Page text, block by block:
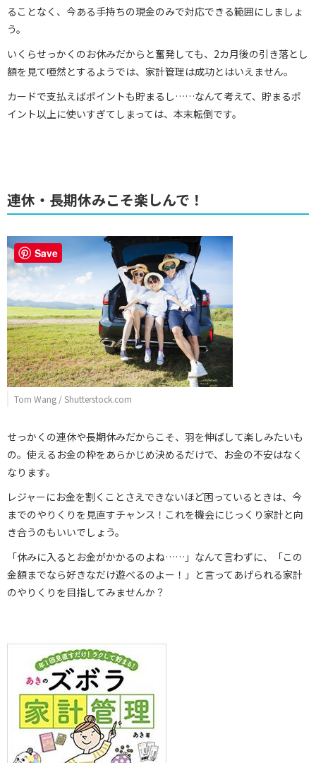
ることなく、今ある手持ちの現金のみで対応できる範囲にしましょ
う。
いくらせっかくのお休みだからと奮発しても、2カ月後の引き落とし
額を見て唖然とするようでは、家計管理は成功とはいえません。
カードで支払えばポイントも貯まるし……なんて考えて、貯まるポ
イント以上に使いすぎてしまっては、本末転倒です。
連休・長期休みこそ楽しんで！
Tom Wang / Shutterstock.com
せっかくの連休や長期休みだからこそ、羽を伸ばして楽しみたいも
の。使えるお金の枠をあらかじめ決めるだけで、お金の不安はなく
なります。
レジャーにお金を割くことさえできないほど困っているときは、今
までのやりくりを見直すチャンス！これを機会にじっくり家計と向
き合うのもいいでしょう。
「休みに入るとお金がかかるのよね……」なんて言わずに、「この
金額までなら好きなだけ遊べるのよー！」と言ってあげられる家計
のやりくりを目指してみませんか？
Save